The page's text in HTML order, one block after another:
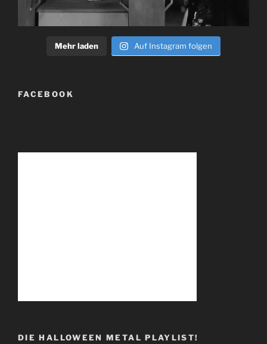
Mehr laden Auf Instagram folgen
FACEBOOK
DIE HALLOWEEN METAL PLAYLIST!